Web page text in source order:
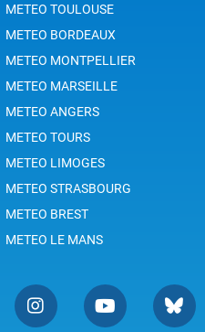
METEO TOULOUSE
METEO BORDEAUX
METEO MONTPELLIER
METEO MARSEILLE
METEO ANGERS
METEO TOURS
METEO LIMOGES
METEO STRASBOURG
METEO BREST
METEO LE MANS